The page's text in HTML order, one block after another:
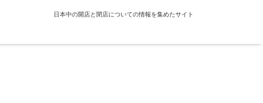
日本中の開店と閉店についての情報を集めたサイト